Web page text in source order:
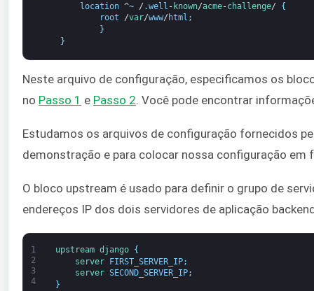
location ^~ / .well - known/acme-challenge/
{
root
/var/www/ html ;
}
}
Neste arquivo de configuração, especificamos os
no Passo 1 e Passo 2 . Você pode encontrar
Estudamos os arquivos de configuração fornecidos
demonstração e para colocar nossa configuração
O bloco upstream é usado para definir o grupo de
endereços IP dos dois servidores de aplicação
1
2
3
4
upstream django
{
server FIRST_SERVER_IP;
server SECOND_SERVER_IP;
}